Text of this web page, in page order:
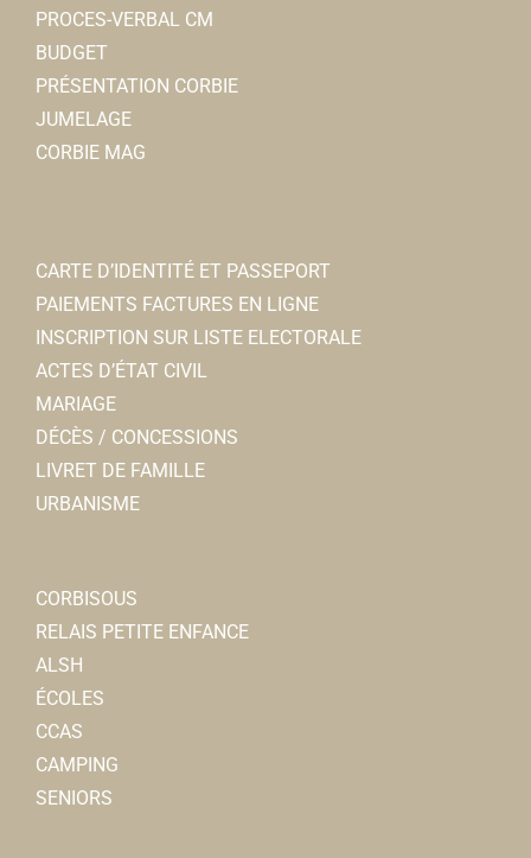
PROCES-VERBAL CM
BUDGET
PRÉSENTATION CORBIE
JUMELAGE
CORBIE MAG
CARTE D’IDENTITÉ ET PASSEPORT
PAIEMENTS FACTURES EN LIGNE
INSCRIPTION SUR LISTE ELECTORALE
ACTES D’ÉTAT CIVIL
MARIAGE
DÉCÈS / CONCESSIONS
LIVRET DE FAMILLE
URBANISME
CORBISOUS
RELAIS PETITE ENFANCE
ALSH
ÉCOLES
CCAS
CAMPING
SENIORS